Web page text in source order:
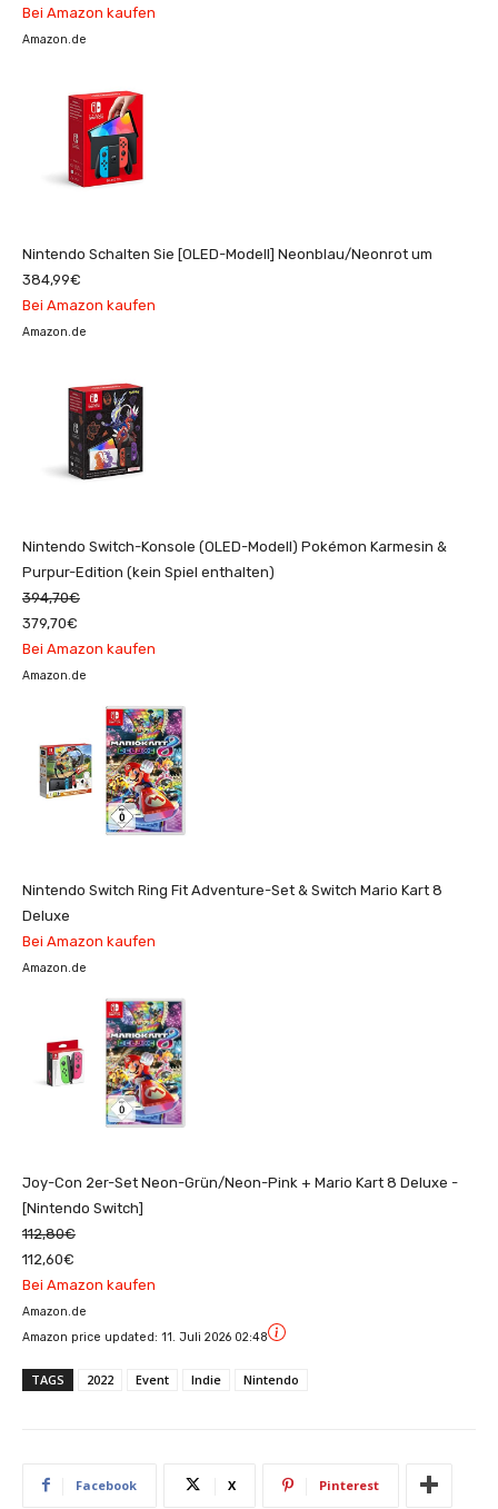
Bei Amazon kaufen
Amazon.de
Nintendo Schalten Sie [OLED-Modell] Neonblau/Neonrot um
384,99€
Bei Amazon kaufen
Amazon.de
Nintendo Switch-Konsole (OLED-Modell) Pokémon Karmesin &
Purpur-Edition (kein Spiel enthalten)
394,70€
379,70€
Bei Amazon kaufen
Amazon.de
Nintendo Switch Ring Fit Adventure-Set & Switch Mario Kart 8
Deluxe
Bei Amazon kaufen
Amazon.de
Joy-Con 2er-Set Neon-Grün/Neon-Pink + Mario Kart 8 Deluxe -
[Nintendo Switch]
112,80€
112,60€
Bei Amazon kaufen
Amazon.de
Amazon price updated: 11. Juli 2026 02:48
TAGS 2022 Event Indie Nintendo
Facebook X Pinterest